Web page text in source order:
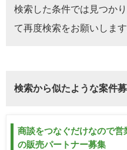
検索した条件では見つか
て再度検索をお願いします
検索から似たような案件
商談をつなぐだけなので営
の販売パートナー募集